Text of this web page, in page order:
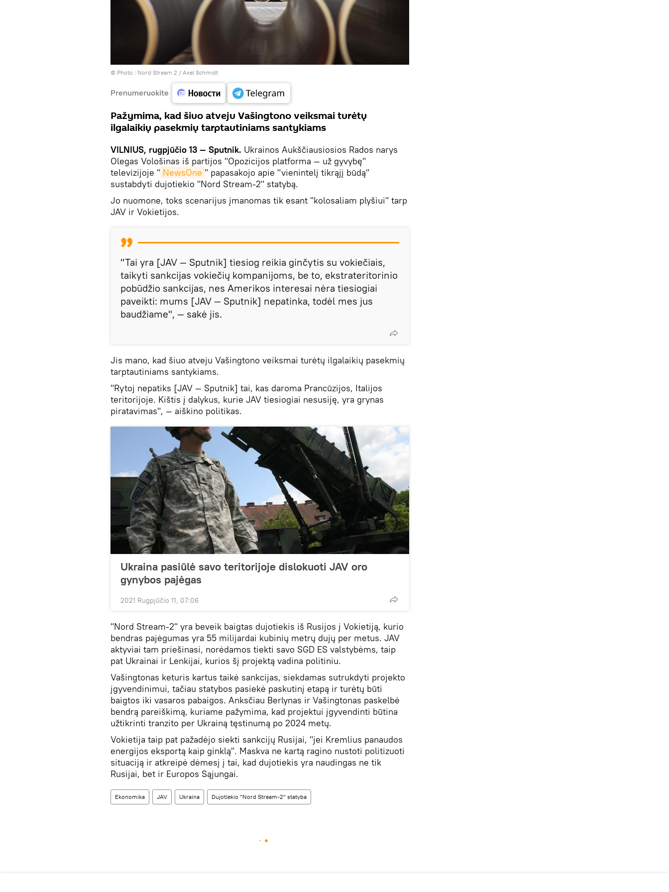
© Photo : Nord Stream 2 / Axel Schmidt
Prenumeruokite
Pažymima, kad šiuo atveju Vašingtono veiksmai turėtų
ilgalaikių pasekmių tarptautiniams santykiams
VILNIUS, rugpjūčio 13 — Sputnik. Ukrainos Aukščiausiosios Rados narys
Olegas Vološinas iš partijos "Opozicijos platforma — už gyvybę"
televizijoje " NewsOne " papasakojo apie "vienintelį tikrąjį būdą"
sustabdyti dujotiekio "Nord Stream-2" statybą.
Jo nuomone, toks scenarijus įmanomas tik esant "kolosaliam plyšiui" tarp
JAV ir Vokietijos.
"Tai yra [JAV — Sputnik] tiesiog reikia ginčytis su vokiečiais,
taikyti sankcijas vokiečių kompanijoms, be to, ekstrateritorinio
pobūdžio sankcijas, nes Amerikos interesai nėra tiesiogiai
paveikti: mums [JAV — Sputnik] nepatinka, todėl mes jus
baudžiame", — sakė jis.
Jis mano, kad šiuo atveju Vašingtono veiksmai turėtų ilgalaikių pasekmių
tarptautiniams santykiams.
"Rytoj nepatiks [JAV — Sputnik] tai, kas daroma Prancūzijos, Italijos
teritorijoje. Kištis į dalykus, kurie JAV tiesiogiai nesusiję, yra grynas
piratavimas", — aiškino politikas.
Ukraina pasiūlė savo teritorijoje dislokuoti JAV oro
gynybos pajėgas
2021 Rugpjūčio 11, 07:06
"Nord Stream-2" yra beveik baigtas dujotiekis iš Rusijos į Vokietiją, kurio
bendras pajėgumas yra 55 milijardai kubinių metrų dujų per metus. JAV
aktyviai tam priešinasi, norėdamos tiekti savo SGD ES valstybėms, taip
pat Ukrainai ir Lenkijai, kurios šį projektą vadina politiniu.
Vašingtonas keturis kartus taikė sankcijas, siekdamas sutrukdyti projekto
įgyvendinimui, tačiau statybos pasiekė paskutinį etapą ir turėtų būti
baigtos iki vasaros pabaigos. Anksčiau Berlynas ir Vašingtonas paskelbė
bendrą pareiškimą, kuriame pažymima, kad projektui įgyvendinti būtina
užtikrinti tranzito per Ukrainą tęstinumą po 2024 metų.
Vokietija taip pat pažadėjo siekti sankcijų Rusijai, "jei Kremlius panaudos
energijos eksportą kaip ginklą". Maskva ne kartą ragino nustoti politizuoti
situaciją ir atkreipė dėmesį į tai, kad dujotiekis yra naudingas ne tik
Rusijai, bet ir Europos Sąjungai.
Ekonomika JAV Ukraina Dujotiekio "Nord Stream-2" statyba